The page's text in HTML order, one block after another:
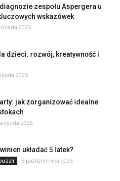
zespołu Aspergera u
wskazówek
2025
dzieci: rozwój, kreatywność i
2025
jak zorganizować idealne
2025
układać 5 latek?
5 października 2025